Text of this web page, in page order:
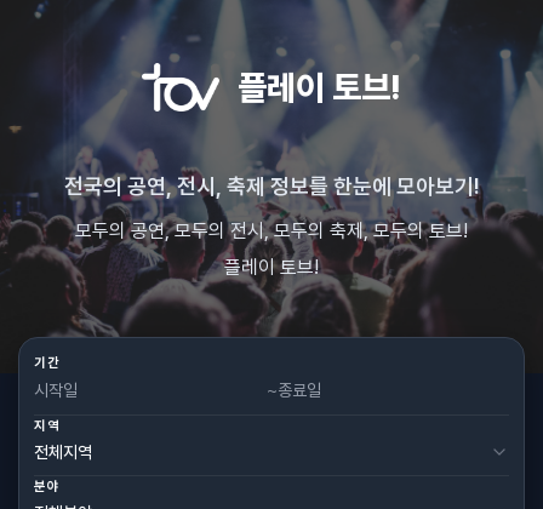
플레이 토브!
전국의 공연, 전시, 축제 정보를 한눈에 모아보기!
모두의 공연, 모두의 전시, 모두의 축제, 모두의 토브!
플레이 토브!
기간
~
지역
분야